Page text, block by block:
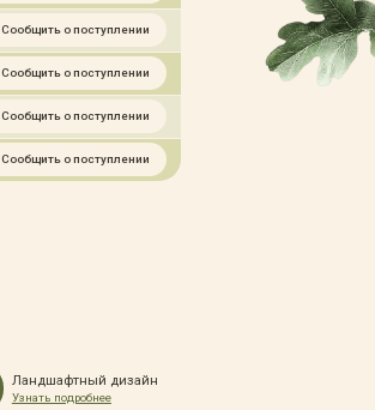
Сообщить о поступлении
Сообщить о поступлении
Сообщить о поступлении
Сообщить о поступлении
Ландшафтный дизайн
Узнать подробнее